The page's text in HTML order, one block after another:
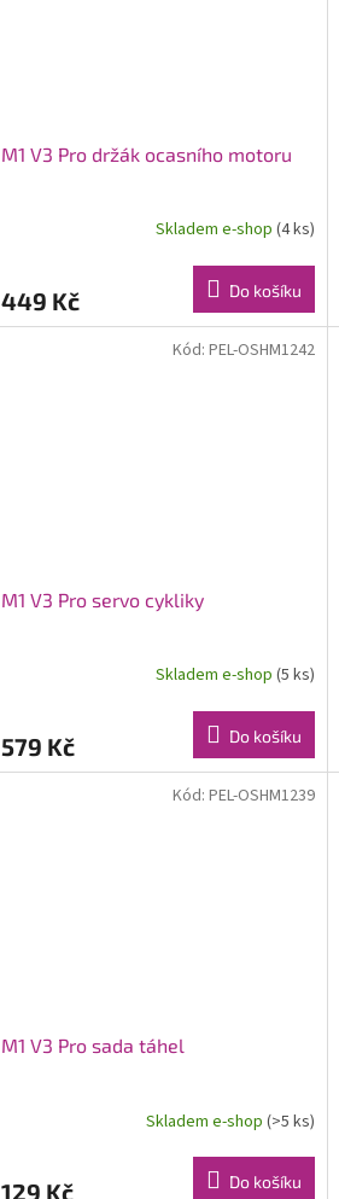
M1 V3 Pro držák ocasního motoru
Skladem e-shop (4 ks)
449 Kč Do košíku
M1 V3 Pro servo cykliky
Skladem e-shop (5 ks)
579 Kč Do košíku
Kód: PEL-OSHM1242
M1 V3 Pro sada táhel
Skladem e-shop (>5 ks)
129 Kč Do košíku
Kód: PEL-OSHM1239